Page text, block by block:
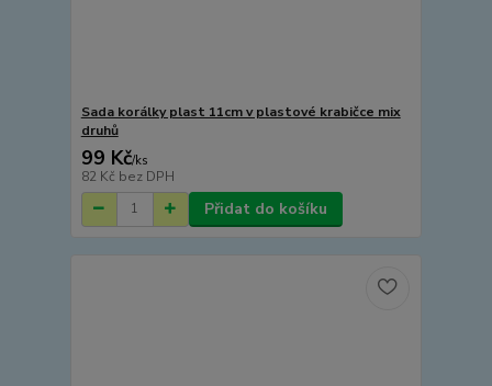
Sada korálky plast 11cm v plastové krabičce mix
druhů
99 Kč/ks
82 Kč bez DPH
Přidat do košíku